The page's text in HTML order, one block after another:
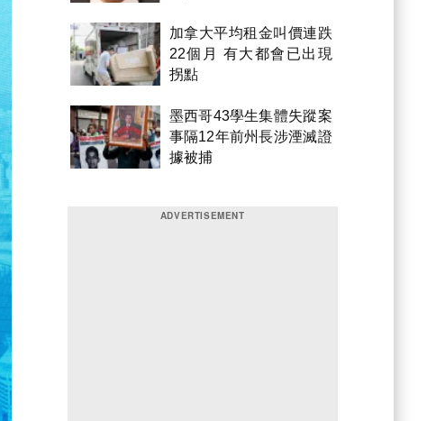
加拿大平均租金叫價連跌
22個月 有大都會已出現
拐點
墨西哥43學生集體失蹤案
事隔12年前州長涉湮滅證
據被捕